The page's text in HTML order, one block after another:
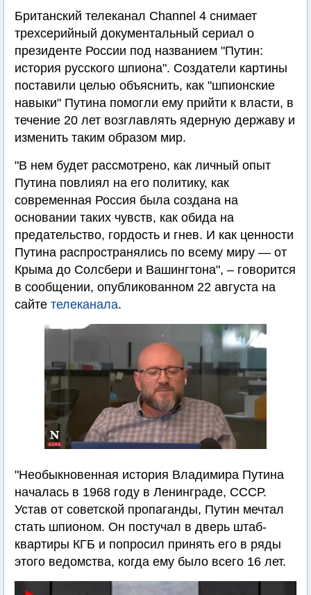
Британский телеканал Channel 4 снимает
трехсерийный документальный сериал о
президенте России под названием "Путин:
история русского шпиона". Создатели картины
поставили целью объяснить, как "шпионские
навыки" Путина помогли ему прийти к власти, в
течение 20 лет возглавлять ядерную державу и
изменить таким образом мир.
"В нем будет рассмотрено, как личный опыт
Путина повлиял на его политику, как
современная Россия была создана на
основании таких чувств, как обида на
предательство, гордость и гнев. И как ценности
Путина распространялись по всему миру — от
Крыма до Солсбери и Вашингтона", – говорится
в сообщении, опубликованном 22 августа на
сайте телеканала.
"Необыкновенная история Владимира Путина
началась в 1968 году в Ленинграде, СССР.
Устав от советской пропаганды, Путин мечтал
стать шпионом. Он постучал в дверь штаб-
квартиры КГБ и попросил принять его в ряды
этого ведомства, когда ему было всего 16 лет.